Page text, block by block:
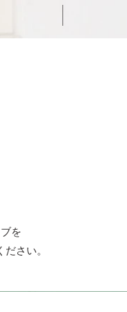
を
さい。